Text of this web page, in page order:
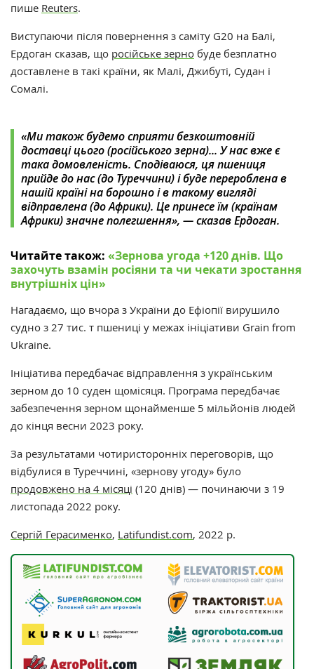
пише Reuters.
Виступаючи після повернення з саміту G20 на Балі,
Ердоган сказав, що російське зерно буде безплатно
доставлене в такі країни, як Малі, Джибуті, Судан і
Сомалі.
«‎Ми також будемо сприяти безкоштовній
доставці цього (російського зерна)... У нас вже є
така домовленість. Сподіваюся, ця пшениця
прийде до нас (до Туреччини) і буде перероблена в
нашій країні на борошно і в такому вигляді
відправлена (до Африки). Це принесе їм (країнам
Африки) значне полегшення»‎, — сказав Ердоган.
Читайте також: «‎Зернова угода +120 днів. Що
захочуть взамін росіяни та чи чекати зростання
внутрішніх цін»
Нагадаємо, що вчора з України до Ефіопії вирушило
судно з 27 тис. т пшениці у межах ініціативи Grain from
Ukraine.
Ініціатива передбачає відправлення з українським
зерном до 10 суден щомісяця. Програма передбачає
забезпечення зерном щонайменше 5 мільйонів людей
до кінця весни 2023 року.
За результатами чотиристоронніх переговорів, що
відбулися в Туреччині, «‎зернову угоду»‎ було
продовжено на 4 місяці (120 днів) — починаючи з 19
листопада 2022 року.
Сергій Герасименко, Latifundist.com, 2022 р.